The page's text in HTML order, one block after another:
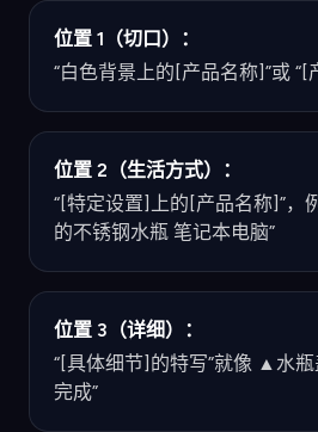
位置 1（切口）：
“白色背景上的[产品名称]”或 “[
位置 2（生活方式）：
“[特定设置]上的[产品名称]”，
的不锈钢水瓶 笔记本电脑”
位置 3（详细）：
“[具体细节]的特写”就像 ▲水
完成”